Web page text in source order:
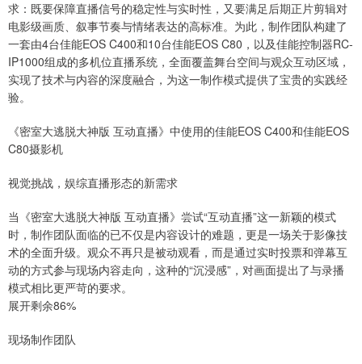
求：既要保障直播信号的稳定性与实时性，又要满足后期正片剪辑对
电影级画质、叙事节奏与情绪表达的高标准。为此，制作团队构建了
一套由4台佳能EOS C400和10台佳能EOS C80，以及佳能控制器RC-
IP1000组成的多机位直播系统，全面覆盖舞台空间与观众互动区域，
实现了技术与内容的深度融合，为这一制作模式提供了宝贵的实践经
验。
《密室大逃脱大神版 互动直播》中使用的佳能EOS C400和佳能EOS
C80摄影机
视觉挑战，娱综直播形态的新需求
当《密室大逃脱大神版 互动直播》尝试“互动直播”这一新颖的模式
时，制作团队面临的已不仅是内容设计的难题，更是一场关于影像技
术的全面升级。观众不再只是被动观看，而是通过实时投票和弹幕互
动的方式参与现场内容走向，这种的“沉浸感”，对画面提出了与录播
模式相比更严苛的要求。
展开剩余86%
现场制作团队